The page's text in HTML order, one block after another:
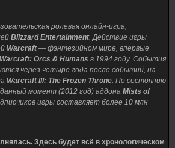
ролевая онлайн-игра,
Blizzard Entertainment. Действие игры
Warcraft— фэнтезийном мире, впервые
Warcraft: Orcs & Humans в 1994 году. События
через четыре года после событий, на
Warcraft III: The Frozen Throne. По состоянию
момент (2012 год) аддона Mists of
игры составляет более 10 млн
Здесь будет всё в хронологическом